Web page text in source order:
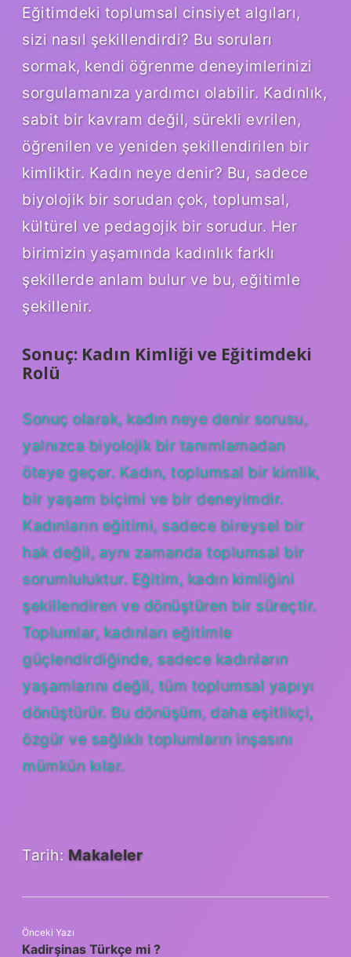
Eğitimdeki toplumsal cinsiyet algıları,
sizi nasıl şekillendirdi? Bu soruları
sormak, kendi öğrenme deneyimlerinizi
sorgulamanıza yardımcı olabilir. Kadınlık,
sabit bir kavram değil, sürekli evrilen,
öğrenilen ve yeniden şekillendirilen bir
kimliktir. Kadın neye denir? Bu, sadece
biyolojik bir sorudan çok, toplumsal,
kültürel ve pedagojik bir sorudur. Her
birimizin yaşamında kadınlık farklı
şekillerde anlam bulur ve bu, eğitimle
şekillenir.
Sonuç: Kadın Kimliği ve Eğitimdeki
Rolü
Sonuç olarak, kadın neye denir sorusu,
yalnızca biyolojik bir tanımlamadan
öteye geçer. Kadın, toplumsal bir kimlik,
bir yaşam biçimi ve bir deneyimdir.
Kadınların eğitimi, sadece bireysel bir
hak değil, aynı zamanda toplumsal bir
sorumluluktur. Eğitim, kadın kimliğini
şekillendiren ve dönüştüren bir süreçtir.
Toplumlar, kadınları eğitimle
güçlendirdiğinde, sadece kadınların
yaşamlarını değil, tüm toplumsal yapıyı
dönüştürür. Bu dönüşüm, daha eşitlikçi,
özgür ve sağlıklı toplumların inşasını
mümkün kılar.
Tarih: Makaleler
Önceki Yazı
Kadirşinas Türkçe mi ?